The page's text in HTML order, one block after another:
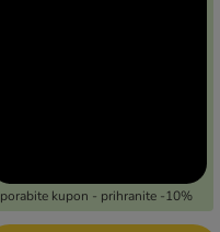
kupon - prihranite -10%